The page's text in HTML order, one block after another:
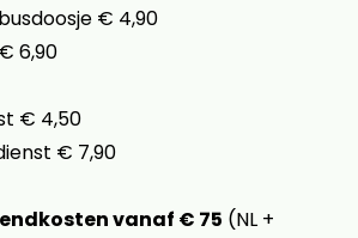
€ 4,90
6,90
€ 4,50
€ 7,90
vanaf € 75 (NL +